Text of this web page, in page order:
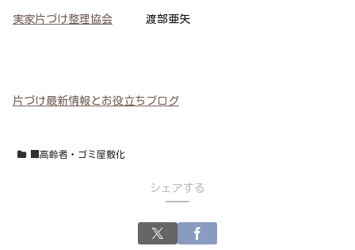
実家片づけ整理協会 渡部亜矢
片づけ最新情報とお役立ちブログ
■高齢者・ゴミ屋敷化
シェアする